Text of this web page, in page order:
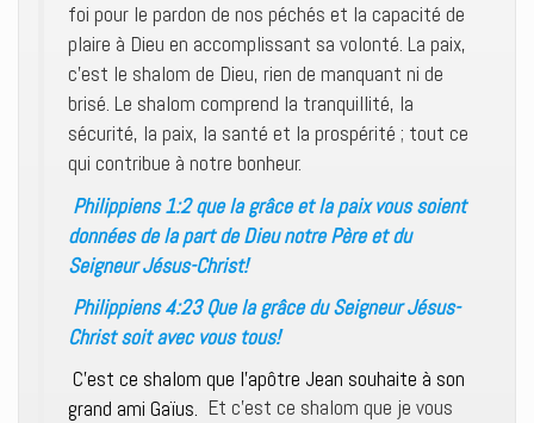
foi pour le pardon de nos péchés et la capacité de
plaire à Dieu en accomplissant sa volonté. La paix,
c’est le shalom de Dieu, rien de manquant ni de
brisé. Le shalom comprend la tranquillité, la
sécurité, la paix, la santé et la prospérité ; tout ce
qui contribue à notre bonheur.
Philippiens 1:2 que la grâce et la paix vous soient
données de la part de Dieu notre Père et du
Seigneur Jésus-Christ!
Philippiens 4:23 Que la grâce du Seigneur Jésus-
Christ soit avec vous tous!
C’est ce shalom que l’apôtre Jean souhaite à son
grand ami Gaïus.
Et c’est ce shalom que je vous